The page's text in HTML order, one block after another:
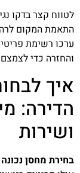
לטווח קצר בדקו
התאמת המקום
ערכו רשימת
והחזרה כדי לצמצם
איך
הדירה:
ושירות
בחירת מחסן נכונה